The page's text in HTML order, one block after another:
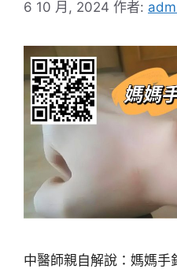
6 10 月, 2024 作者:
中醫師親自解說：媽媽手